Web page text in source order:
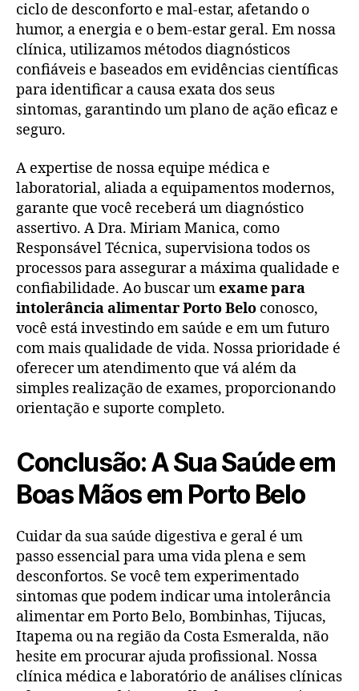
ciclo de desconforto e mal-estar, afetando o
humor, a energia e o bem-estar geral. Em nossa
clínica, utilizamos métodos diagnósticos
confiáveis e baseados em evidências científicas
para identificar a causa exata dos seus
sintomas, garantindo um plano de ação eficaz e
seguro.
A expertise de nossa equipe médica e
laboratorial, aliada a equipamentos modernos,
garante que você receberá um diagnóstico
assertivo. A Dra. Miriam Manica, como
Responsável Técnica, supervisiona todos os
processos para assegurar a máxima qualidade e
confiabilidade. Ao buscar umexame para
intolerância alimentar Porto Belo conosco,
você está investindo em saúde e em um futuro
com mais qualidade de vida. Nossa prioridade é
oferecer um atendimento que vá além da
simples realização de exames, proporcionando
orientação e suporte completo.
Conclusão: A Sua Saúde em
Boas Mãos em Porto Belo
Cuidar da sua saúde digestiva e geral é um
passo essencial para uma vida plena e sem
desconfortos. Se você tem experimentado
sintomas que podem indicar uma intolerância
alimentar em Porto Belo, Bombinhas, Tijucas,
Itapema ou na região da Costa Esmeralda, não
hesite em procurar ajuda profissional. Nossa
clínica médica e laboratório de análises clínicas